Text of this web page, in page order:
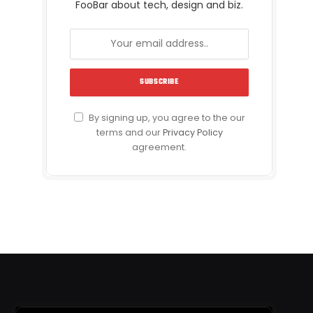
FooBar about tech, design and biz.
By signing up, you agree to the our
terms and ourPrivacy Policy
agreement.